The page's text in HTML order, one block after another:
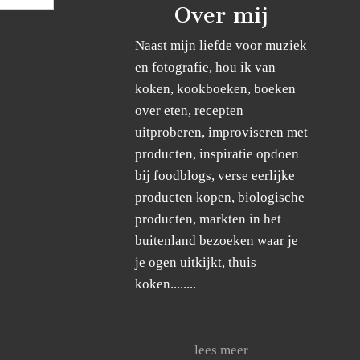
Over mij
Naast mijn liefde voor muziek
en fotografie, hou ik van
koken, kookboeken, boeken
over eten, recepten
uitproberen, improviseren met
producten, inspiratie opdoen
bij foodblogs, verse eerlijke
producten kopen, biologische
producten, markten in het
buitenland bezoeken waar je
je ogen uitkijkt, thuis
koken........
lees meer